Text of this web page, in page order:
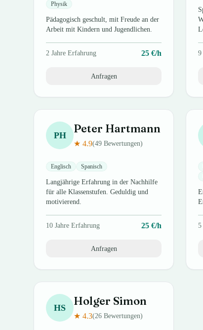
Physik
Pädagogisch geschult, mit Freude an der
Arbeit mit Kindern und Jugendlichen.
2 Jahre Erfahrung 25 €/h
Anfragen
9
PH Peter Hartmann
★ 4.9(49 Bewertungen)
Englisch Spanisch
Langjährige Erfahrung in der Nachhilfe
für alle Klassenstufen. Geduldig und
motivierend.
10 Jahre Erfahrung 25 €/h
Anfragen
5
HS Holger Simon
★ 4.3(26 Bewertungen)